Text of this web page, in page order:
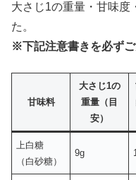
大さじ1の重量・甘味度
た。
※下記注意書きを必ずご
甘味料
大さじ1の
重量（目
安）
上白糖
（白砂糖）
9g